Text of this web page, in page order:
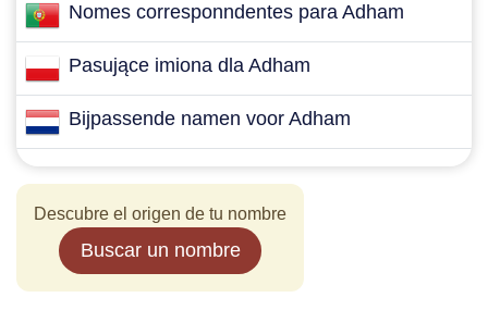
Nomes corresponndentes para Adham
Pasujące imiona dla Adham
Bijpassende namen voor Adham
Descubre el origen de tu nombre
Buscar un nombre